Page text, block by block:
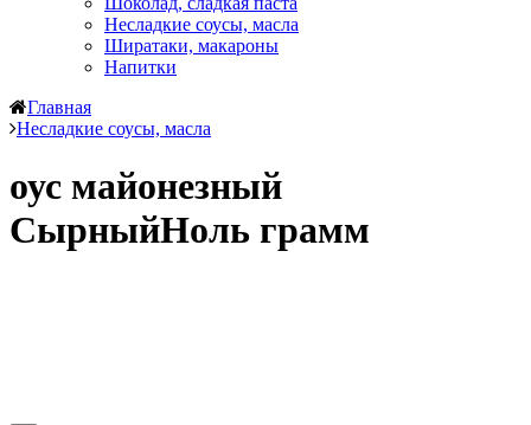
Несладкие соусы, масла
Ширатаки, макароны
Напитки
Главная
Несладкие соусы, масла
оус майонезный
СырныйНоль грамм